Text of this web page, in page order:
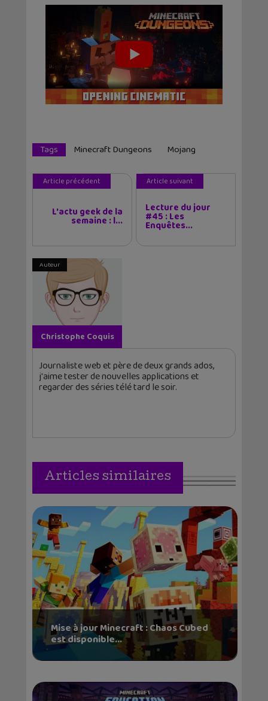
Tags Minecraft Dungeons Mojang
Article précédent
L'actu geek de la
semaine : l...
Article suivant
Lecture du jour
#45 : Les
Enquêtes...
Auteur
Christophe Coquis
Journaliste web et père de deux grands ados,
j'aime tester de nouvelles applications et
regarder des séries télé tard le soir.
Articles similaires
Mise à jour Minecraft : Chaos Cubed
est disponible...